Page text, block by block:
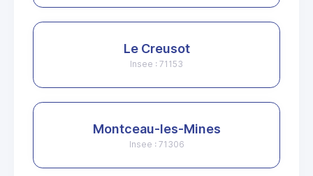
Le Creusot
Insee : 71153
Montceau-les-Mines
Insee : 71306